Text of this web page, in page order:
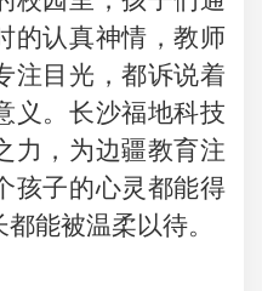
的认真神情，教师
注目光，都诉说着
义。长沙福地科技
力，为边疆教育注
孩子的心灵都能得
能被温柔以待。